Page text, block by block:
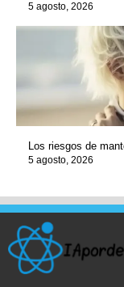
5 agosto, 2026
Los riesgos de
5 agosto, 2026